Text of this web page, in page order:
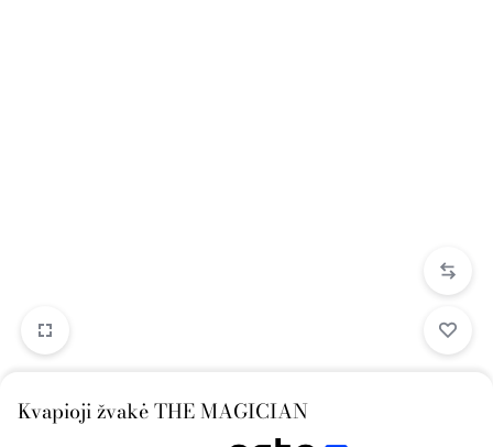
Kvapioji žvakė THE MAGICIAN